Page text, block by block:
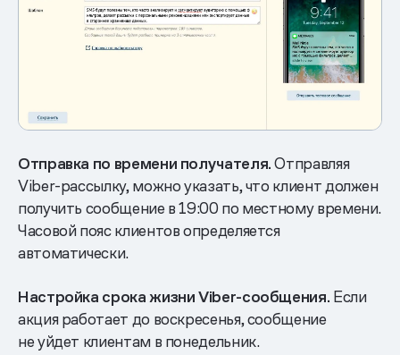
Отправка по времени получателя.Отправляя
Viber-рассылку, можно указать, что клиент должен
получить сообщение в 19:00 по местному времени.
Часовой пояс клиентов определяется
автоматически.
Настройка срока жизни Viber-сообщения. Если
акция работает до воскресенья, сообщение
не уйдет клиентам в понедельник.